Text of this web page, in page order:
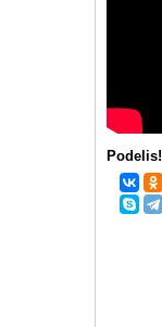
Podelis!